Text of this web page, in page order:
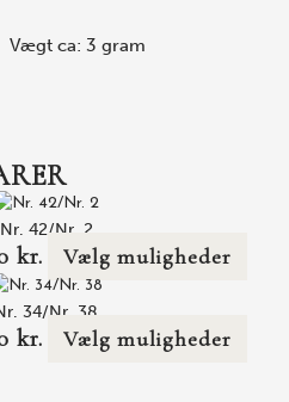
Vægt ca: 3 gram
Nr. 42/Nr. 2
kr. Vælg muligheder
34/Nr. 38
kr. Vælg muligheder